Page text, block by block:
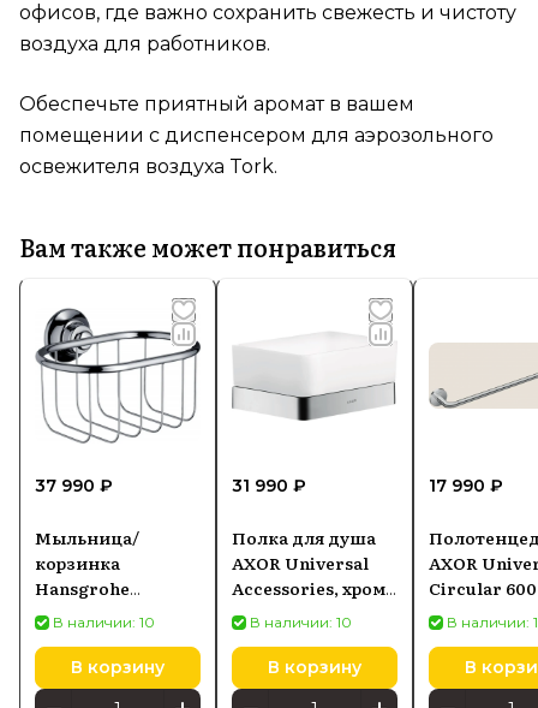
офисов, где важно сохранить свежесть и чистоту
воздуха для работников.
Обеспечьте приятный аромат в вашем
помещении с диспенсером для аэрозольного
освежителя воздуха Tork.
Вам также может понравиться
37 990 ₽
Мыльница/
корзинка
Hansgrohe
42065000
В наличии: 10
В корзину
31 990 ₽
Полка для душа
AXOR Universal
Accessories, хром
42802000
В наличии: 10
В корзину
17 990 ₽
AXOR
Circular
хромВ наличии:
В